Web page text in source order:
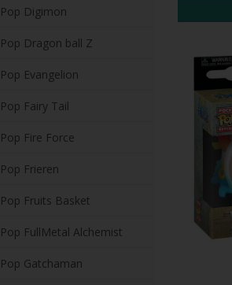
Digimon
Dragon ball Z
Evangelion
Fairy Tail
Fire Force
Frieren
Fruits Basket
FullMetal Alchemist
Gatchaman